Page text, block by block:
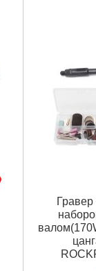
Гравер